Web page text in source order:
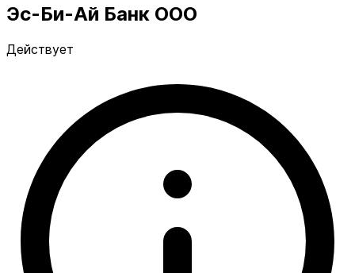
Эс-Би-Ай Банк ООО
Действует